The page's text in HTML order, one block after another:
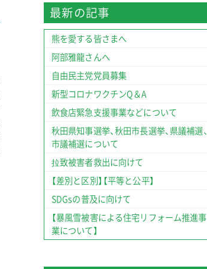
最新の記事
熊を愛する皆さまへ
阿部雅龍さんへ
自由民主党党員募集
新型コロナワクチンQ＆A
飲食店緊急支援事業などについて
秋田県知事選挙、秋田市長選挙、県議補選、
市議補選について
拉致被害者救出に向けて
【差別と区別】【平等と公平】
SDGsの普及に向けて
【暴風雪被害による住宅リフォーム推進事
業について】